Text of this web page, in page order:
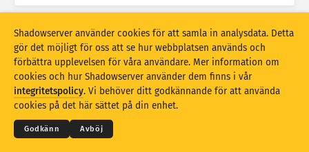
Uppdatera Återställ
Hämta som PNG
© 2026THE SHADOWSERVER FOUNDATION
Integritet och villkor
Kontakta oss Medverkande
Shadowserver använder cookies för att samla in analysdata. Detta
gör det möjligt för oss att se hur webbplatsen används och
förbättra upplevelsen för våra användare. Mer information om
cookies och hur Shadowserver använder dem finns i vår
integritetspolicy. Vi behöver ditt godkännande för att använda
cookies på det här sättet på din enhet.
Godkänn Avböj